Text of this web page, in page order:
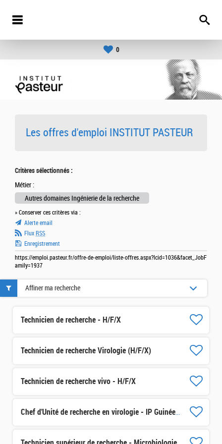
0
Les offres d'emploi INSTITUT PASTEUR
Critères sélectionnés :
Métier :
Autres domaines Ingénierie de la recherche
» Conserver ces critères via :
Alerte email
Flux RSS
Enregistrement
https://emploi.pasteur.fr/offre-de-emploi/liste-offres.aspx?lcid=1036&facet_JobF
amily=1937
Technicien de recherche - H/F/X
Technicien de recherche Virologie (H/F/X)
Technicien de recherche vivo - H/F/X
Chef d'Unité de recherche en virologie - IP Guinée H/F/X
Affiner ma recherche